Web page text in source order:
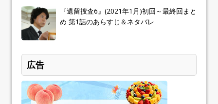
『遺留捜査6』(2021年1月)初回～最終回まと
め 第1話のあらすじ＆ネタバレ
広告